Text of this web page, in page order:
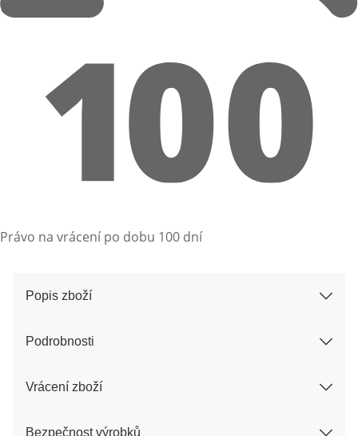
Právo na vrácení po dobu 100 dní
Popis zboží
Podrobnosti
Vrácení zboží
Bezpečnost výrobků